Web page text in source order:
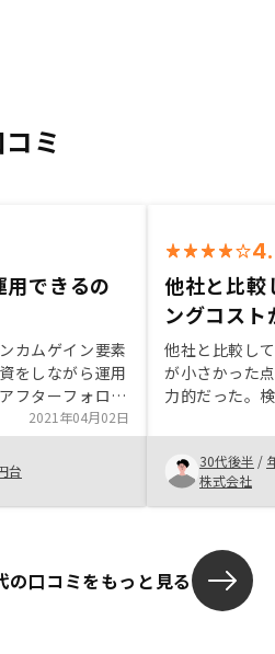
ミ
できるの
カムゲイン要素
をしながら運用
フターフォロー
で期待していま
2021年04月02日
台
他社と比較
ングコスト
他社と比較し
が小さかった
力的だった。
確認してから
物件一覧など
できたらなお
30代後半 /
株式会社
の口コミをもっと見る